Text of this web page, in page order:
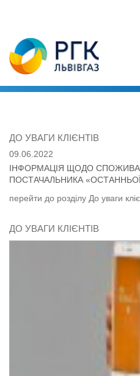
ДО УВАГИ КЛІЄНТІВ
09.06.2022
ІНФОРМАЦІЯ ЩОДО
ПОСТАЧАЛЬНИКА «ОСТАННЬОЇ
перейти до розділу
до уваги
ДО УВАГИ КЛІЄНТІВ